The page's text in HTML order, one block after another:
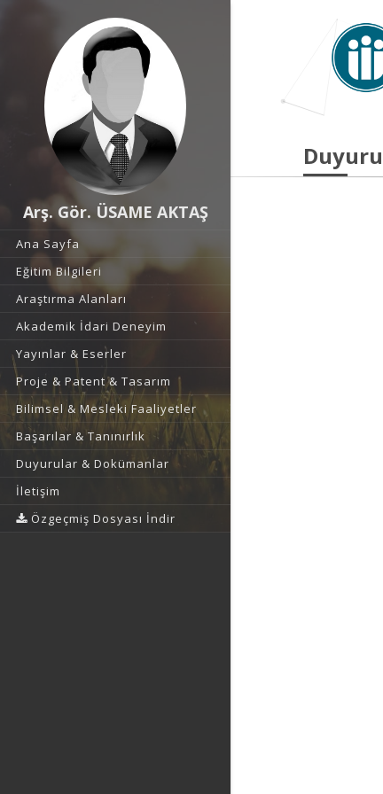
Arş. Gör. ÜSAME AKTAŞ
Ana Sayfa
Eğitim Bilgileri
Araştırma Alanları
Akademik İdari Deneyim
Yayınlar & Eserler
Proje & Patent & Tasarım
Bilimsel & Mesleki Faaliyetler
Başarılar & Tanınırlık
Duyurular & Dokümanlar
İletişim
Özgeçmiş Dosyası İndir